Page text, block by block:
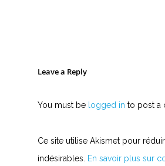
Leave a Reply
You must be logged in to post a
Ce site utilise Akismet pour
indésirables.
En savoir plus sur